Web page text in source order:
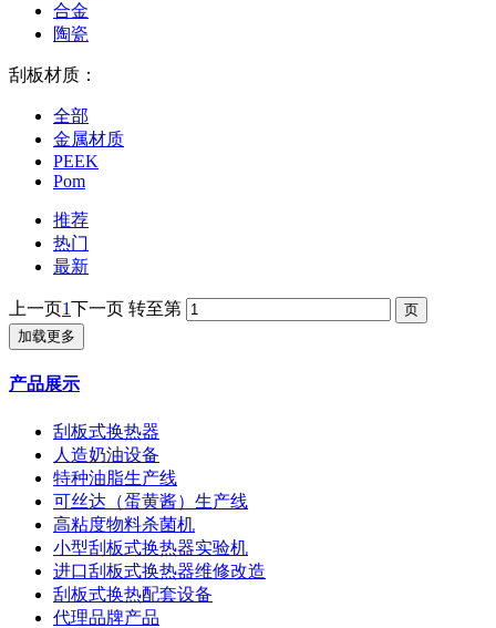
合金
陶瓷
刮板材质：
全部
金属材质
PEEK
Pom
推荐
热门
最新
上一页1下一页 转至第
加载更多
产品展示
刮板式换热器
人造奶油设备
特种油脂生产线
可丝达（蛋黄酱）生产线
高粘度物料杀菌机
小型刮板式换热器实验机
进口刮板式换热器维修改造
刮板式换热配套设备
代理品牌产品